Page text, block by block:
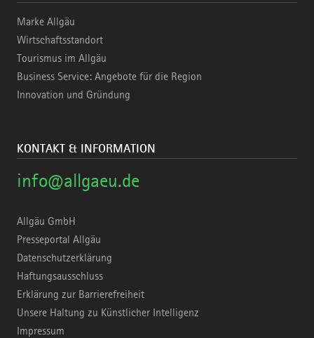
Marke Allgäu
Wirtschaftsstandort
Tourismus im Allgäu
Business Service: Angebote für die Region
Innovation und Gründung
KONTAKT & INFORMATION
info@allgaeu.de
Allgäu GmbH
Presseportal Allgäu
Datenschutzerklärung
Haftungsausschluss
Erklärung zur Barrierefreiheit
Unsere Haltung zu Künstlicher Intelligenz
Impressum